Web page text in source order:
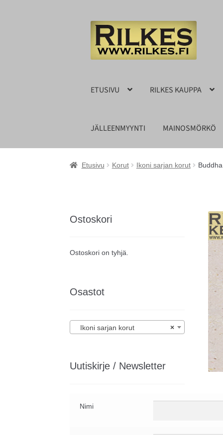
Siirry
navigointiin
Siirry
sisältöön
ETUSIVU RILKES KAUPPA
JÄLLEENMYYNTI MAINOSMÖRKÖ
Etusivu Korut Ikoni sarjan korut
Ostoskori
Ostoskori on tyhjä.
Osastot
×
Ikoni sarjan korut
Uutiskirje / Newsletter
Nimi